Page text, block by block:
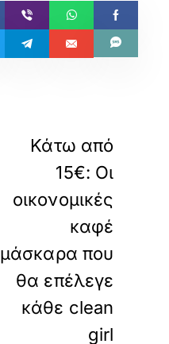
Κάτω από
15€: Οι
οικονομικές
καφέ
μάσκαρα που
θα επέλεγε
κάθε clean
girl